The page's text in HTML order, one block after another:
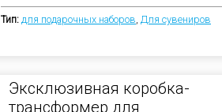
Тип: для подарочных наборов Для сувениров
Эксклюзивная коробка-
трансформер для